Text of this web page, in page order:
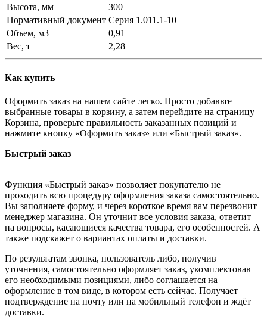
Высота, мм
300
Нормативный документ Серия 1.011.1-10
Объем, м3
0,91
Вес, т
2,28
Как купить
Оформить заказ на нашем сайте легко. Просто добавьте
выбранные товары в корзину, а затем перейдите на страницу
Корзина, проверьте правильность заказанных позиций и
нажмите кнопку «Оформить заказ» или «Быстрый заказ».
Быстрый заказ
Функция «Быстрый заказ» позволяет покупателю не
проходить всю процедуру оформления заказа самостоятельно.
Вы заполняете форму, и через короткое время вам перезвонит
менеджер магазина. Он уточнит все условия заказа, ответит
на вопросы, касающиеся качества товара, его особенностей. А
также подскажет о вариантах оплаты и доставки.
По результатам звонка, пользователь либо, получив
уточнения, самостоятельно оформляет заказ, укомплектовав
его необходимыми позициями, либо соглашается на
оформление в том виде, в котором есть сейчас. Получает
подтверждение на почту или на мобильный телефон и ждёт
доставки.